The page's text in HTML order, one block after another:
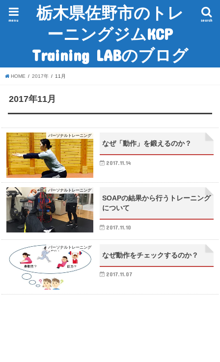
栃木県佐野市のトレ
ーニングジムKCP
Training LABのブログ
search
menu
HOME 2017年 11月
2017年11月
パーソナルトレーニング
なぜ「動作」を鍛えるのか？
2017.11.14
パーソナルトレーニング
SOAPの結果から行うトレーニング
について
2017.11.10
パーソナルトレーニング
なぜ動作をチェックするのか？
2017.11.07